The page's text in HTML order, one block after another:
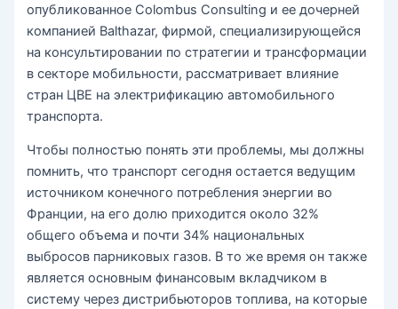
опубликованное Colombus Consulting и ее дочерней
компанией Balthazar, фирмой, специализирующейся
на консультировании по стратегии и трансформации
в секторе мобильности, рассматривает влияние
стран ЦВЕ на электрификацию автомобильного
транспорта.
Чтобы полностью понять эти проблемы, мы должны
помнить, что транспорт сегодня остается ведущим
источником конечного потребления энергии во
Франции, на его долю приходится около 32%
общего объема и почти 34% национальных
выбросов парниковых газов. В то же время он также
является основным финансовым вкладчиком в
систему через дистрибьюторов топлива, на которые